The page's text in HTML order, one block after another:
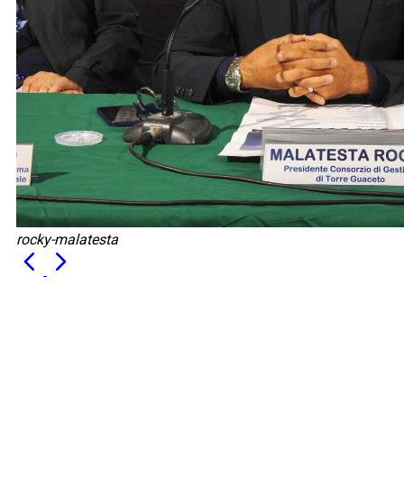
rocky-malatesta